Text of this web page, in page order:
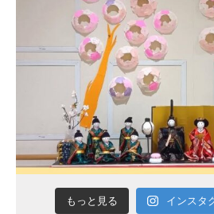
もっと見る インスタ